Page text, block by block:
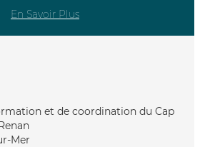
En Savoir Plus
et de coordination du Cap
Mer